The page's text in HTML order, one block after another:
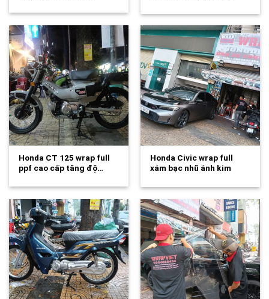
Honda CT 125 wrap full
ppf cao cấp tăng độ…
Honda Civic wrap full
xám bạc nhũ ánh kim